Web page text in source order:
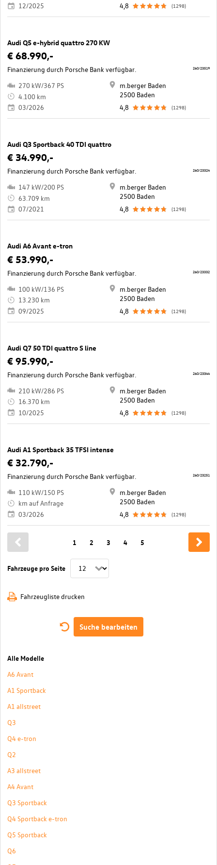
12/2025
4,8
(1298)
Audi Q5 e-hybrid quattro 270 KW
€ 68.990,-
Finanzierung durch Porsche Bank verfügbar.
270 kW/367 PS
4.100 km
03/2026
m.berger Baden
2500 Baden
4,8
(1298)
260/23519
Audi Q3 Sportback 40 TDI quattro
€ 34.990,-
Finanzierung durch Porsche Bank verfügbar.
147 kW/200 PS
63.709 km
07/2021
m.berger Baden
2500 Baden
4,8
(1298)
260/23324
Audi A6 Avant e-tron
€ 53.990,-
Finanzierung durch Porsche Bank verfügbar.
100 kW/136 PS
13.230 km
09/2025
m.berger Baden
2500 Baden
4,8
(1298)
260/23332
Audi Q7 50 TDI quattro S line
€ 95.990,-
Finanzierung durch Porsche Bank verfügbar.
210 kW/286 PS
16.370 km
10/2025
m.berger Baden
2500 Baden
4,8
(1298)
260/23344
Audi A1 Sportback 35 TFSI intense
€ 32.790,-
Finanzierung durch Porsche Bank verfügbar.
110 kW/150 PS
km auf Anfrage
03/2026
m.berger Baden
2500 Baden
4,8
(1298)
260/23251
Fahrzeuge pro Seite
1 2 3 4 5
Fahrzeugliste drucken
Suche bearbeiten
Alle Modelle
A6 Avant
A1 Sportback
A1 allstreet
Q3
Q4 e-tron
Q2
A3 allstreet
A4 Avant
Q3 Sportback
Q4 Sportback e-tron
Q5 Sportback
Q6